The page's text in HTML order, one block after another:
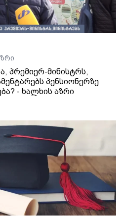
პრემიერ-მინისტრს,
პენსიონერზე
- ხალხის აზრი